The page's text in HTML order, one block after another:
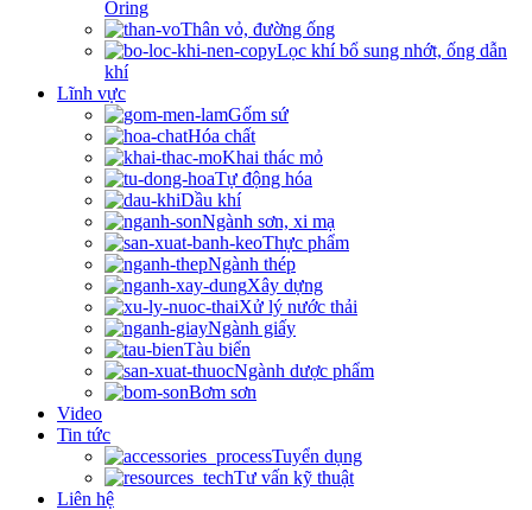
Oring
Thân vỏ, đường ống
Lọc khí bổ sung nhớt, ống dẫn
khí
Lĩnh vực
Gốm sứ
Hóa chất
Khai thác mỏ
Tự động hóa
Dầu khí
Ngành sơn, xi mạ
Thực phẩm
Ngành thép
Xây dựng
Xử lý nước thải
Ngành giấy
Tàu biển
Ngành dược phẩm
Bơm sơn
Video
Tin tức
Tuyển dụng
Tư vấn kỹ thuật
Liên hệ